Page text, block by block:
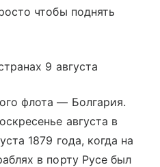
чтобы поднять
9 августа
флота — Болгария.
августа в
1879 года, когда на
в порту Русе был